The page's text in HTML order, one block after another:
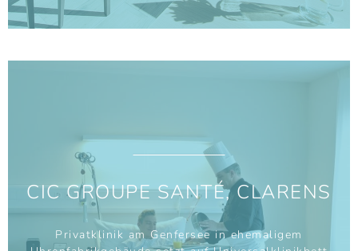
CIC GROUPE SANTÉ, CLARENS
Privatklinik am Genfersee in ehemaligem